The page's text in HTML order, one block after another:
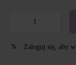
% Zaloguj się , aby